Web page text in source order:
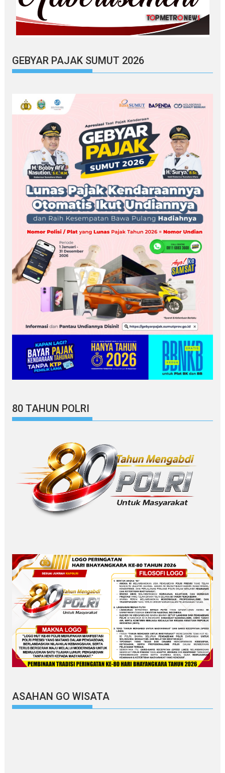
GEBYAR PAJAK SUMUT 2026
80 TAHUN POLRI
ASAHAN GO WISATA